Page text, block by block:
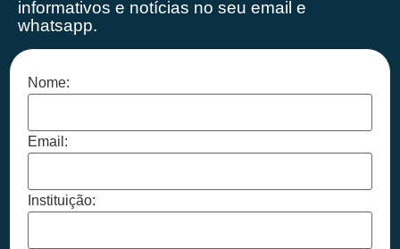
informativos e notícias no seu email e
whatsapp.
Nome:
Email:
Instituição: